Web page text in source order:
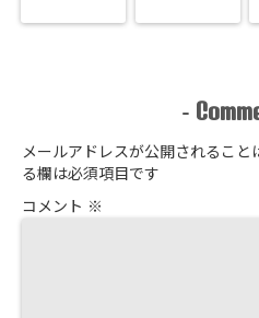
-
メールアドレスが公開されること
る欄は必須項目です
コメント ※